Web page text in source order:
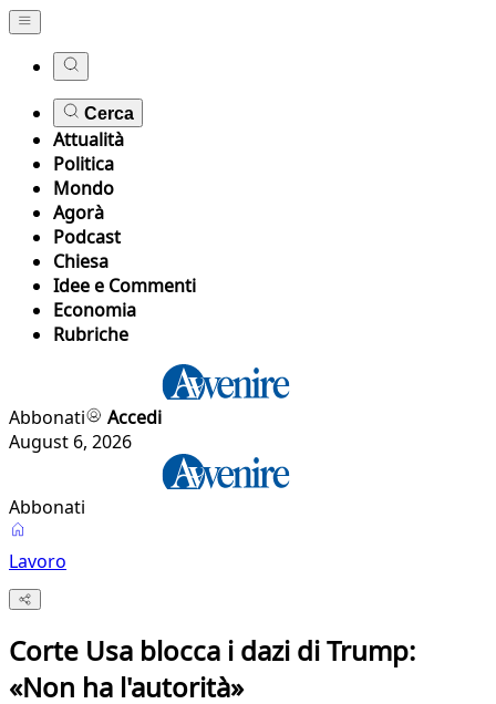
Cerca
Attualità
Politica
Mondo
Agorà
Podcast
Chiesa
Idee e Commenti
Economia
Rubriche
Abbonati
Accedi
August 6, 2026
Abbonati
Lavoro
Corte Usa blocca i dazi di Trump:
«Non ha l'autorità»